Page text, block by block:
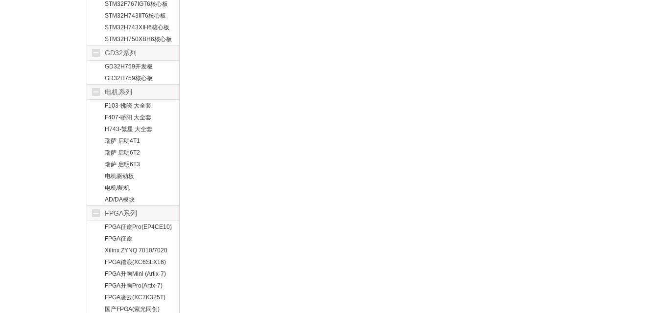
STM32F767IGT6核心板
STM32H743IIT6核心板
STM32H743XIH6核心板
STM32H750XBH6核心板
GD32系列
GD32H759开发板
GD32H759核心板
电机系列
F103-拂晓 大全套
F407-骄阳 大全套
H743-繁星 大全套
瑞萨 启明4T1
瑞萨 启明6T2
瑞萨 启明6T3
电机驱动板
电机/舵机
AD/DA模块
FPGA系列
FPGA征途Pro(EP4CE10)
FPGA征途
Mini(EP4CE10）
Xilinx ZYNQ 7010/7020
FPGA踏浪(XC6SLX16)
FPGA升腾Mini (Artix-7)
FPGA升腾Pro(Artix-7)
FPGA凌云(XC7K325T)
国产FPGA(紫光同创)